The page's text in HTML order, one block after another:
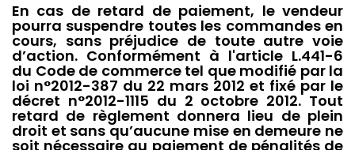
En cas de retard de paiement, le vendeur
pourra suspendre toutes les commandes en
cours, sans préjudice de toute autre voie
d’action. Conformément à l'article L.441-6
du Code de commerce tel que modifié par la
loi n°2012-387 du 22 mars 2012 et fixé par le
décret n°2012-1115 du 2 octobre 2012. Tout
retard de règlement donnera lieu de plein
droit et sans qu’aucune mise en demeure ne
soit nécessaire au paiement de pénalités de